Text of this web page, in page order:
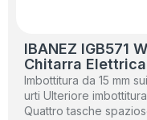
IBANEZ IGB571
Chitarra
Imbottitura da 15 mm
urti Ulteriore
Quattro tasche